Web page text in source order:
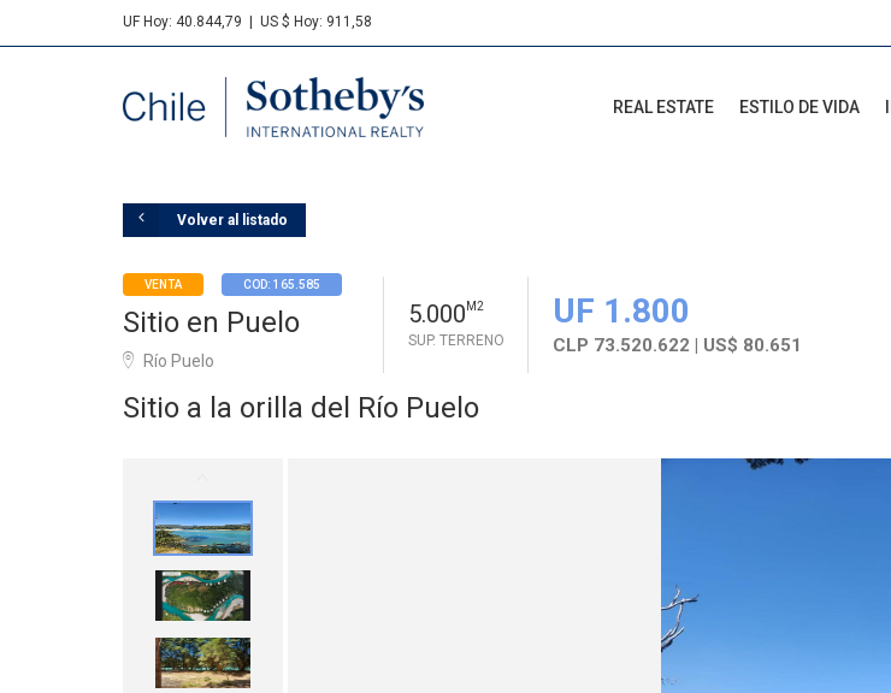
UF Hoy: 40.844,79 US $ Hoy: 911,58
Sotheby's REAL ESTATE ESTILO DE VIDA
Volver al listado
VENTA COD: 165.585
Sitio en Puelo
Río Puelo
5.000 M2
SUP. TERRENO
UF 1.800
CLP 73.520.622 | US$ 80.651
Sitio a la orilla del Río Puelo